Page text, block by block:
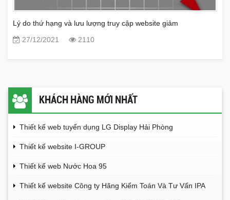
Lý do thứ hạng và lưu lượng truy cập website giảm
27/12/2021
2110
KHÁCH HÀNG MỚI NHẤT
Thiết kế web tuyển dụng LG Display Hải Phòng
Thiết kế website I-GROUP
Thiết kế web Nước Hoa 95
Thiết kế website Công ty Hãng Kiểm Toán Và Tư Vấn IPA